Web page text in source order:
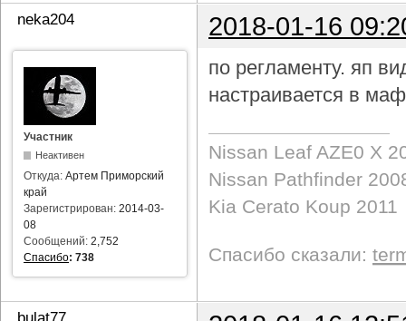
neka204 2018-01-16
Участник
Неактивен
Откуда: Артем Приморский
край
Зарегистрирован: 2014-03-
08
Сообщений: 2,752
Спасибо: 738
по регламенту. яп
настраивается в
Nissan Leaf AZE0 X
Nissan Pathfinder
Kia Cerato Koup 2011
Спасибо сказали: